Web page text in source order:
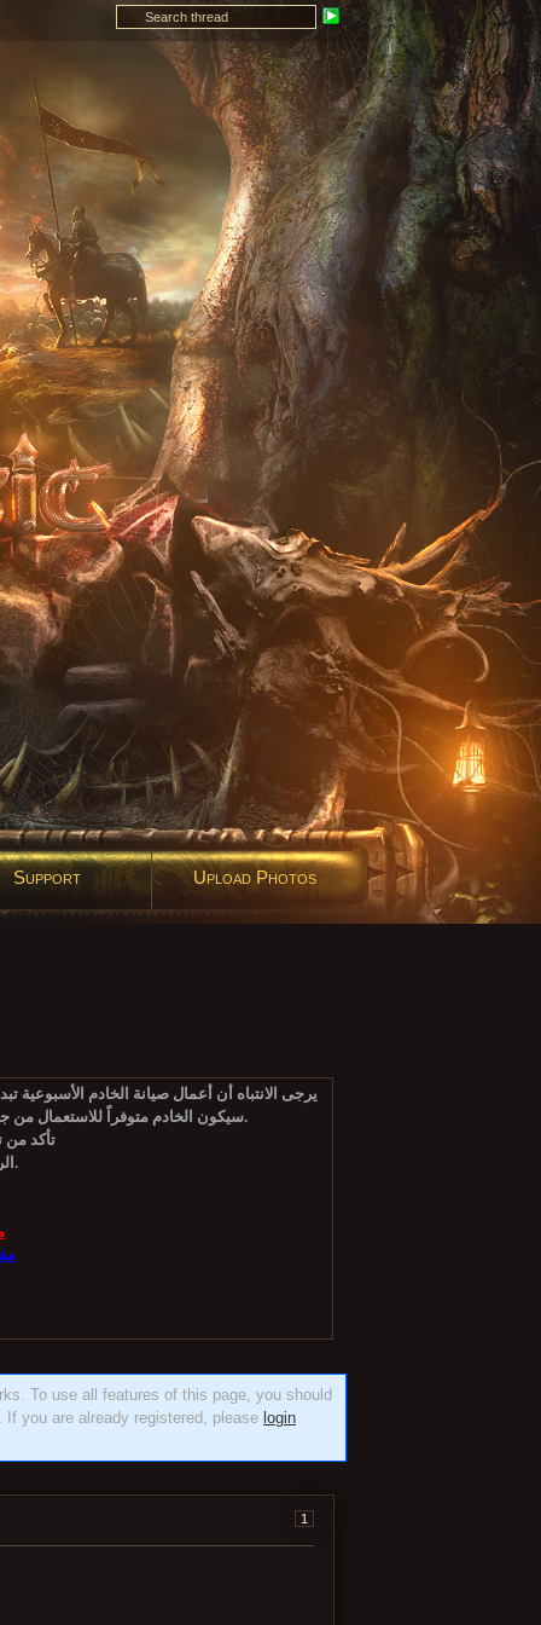
Support Upload Photos
سيكون الخادم متوفراً للاستعمال من جديد، وذلك حوالي الساعة 11 بتوقيت غرينيتش، 2 بعد الظهر بتوقيت مكة كأقصى حد.
تأكد من
الرجاء إستخدام اللغه العربية لتصفح سهل وسريع.
To use all features of this page, you should
you are already registered, please login
1